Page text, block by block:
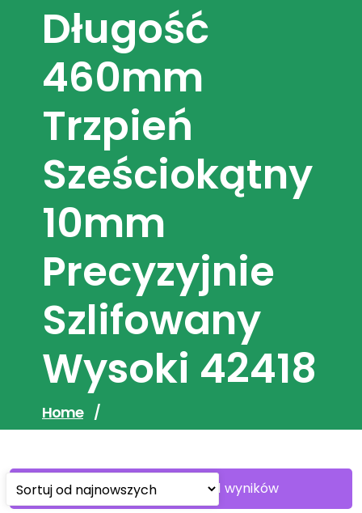
Długość
460mm
Trzpień
Sześciokątny
10mm
Precyzyjnie
Szlifowany
Wysoki 42418
Home /
Wyświetlanie 1–30 z 31 wynikówSorted
by